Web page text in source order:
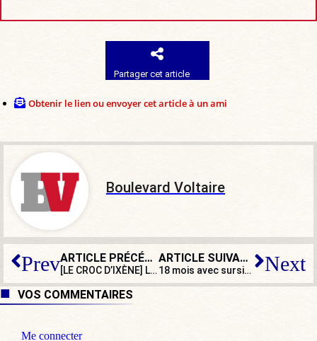
Partager cet article
Obtenir le lien ou envoyer cet article à un ami
Boulevard Voltaire
Prev ARTICLE PRÉCÉDENT
[LE CROC D’IXÈNE] Le gouvernement crée un observatoire de la crise
ARTICLE SUIVANT
18 mois avec sursis : quand abattre un rapace coûte plus cher qu’agresser un mineur Next
VOS COMMENTAIRES
Me connecter